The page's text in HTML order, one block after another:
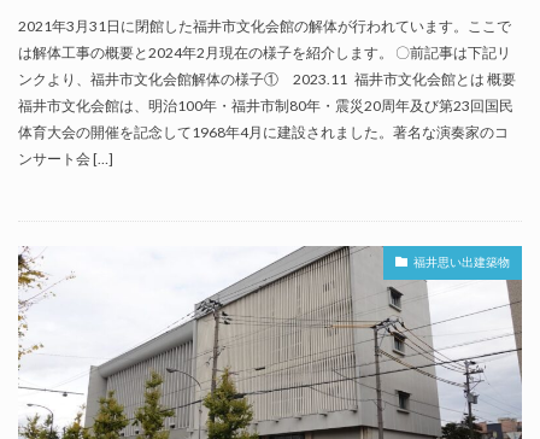
2021年3月31日に閉館した福井市文化会館の解体が行われています。ここで
は解体工事の概要と2024年2月現在の様子を紹介します。 〇前記事は下記リ
ンクより、福井市文化会館解体の様子① 2023.11 福井市文化会館とは 概要
福井市文化会館は、明治100年・福井市制80年・震災20周年及び第23回国民
体育大会の開催を記念して1968年4月に建設されました。著名な演奏家のコ
ンサート会 […]
福井思い出建築物